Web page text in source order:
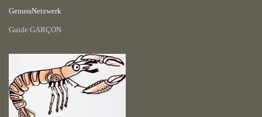
GenussNetzwerk
Guide GARÇON